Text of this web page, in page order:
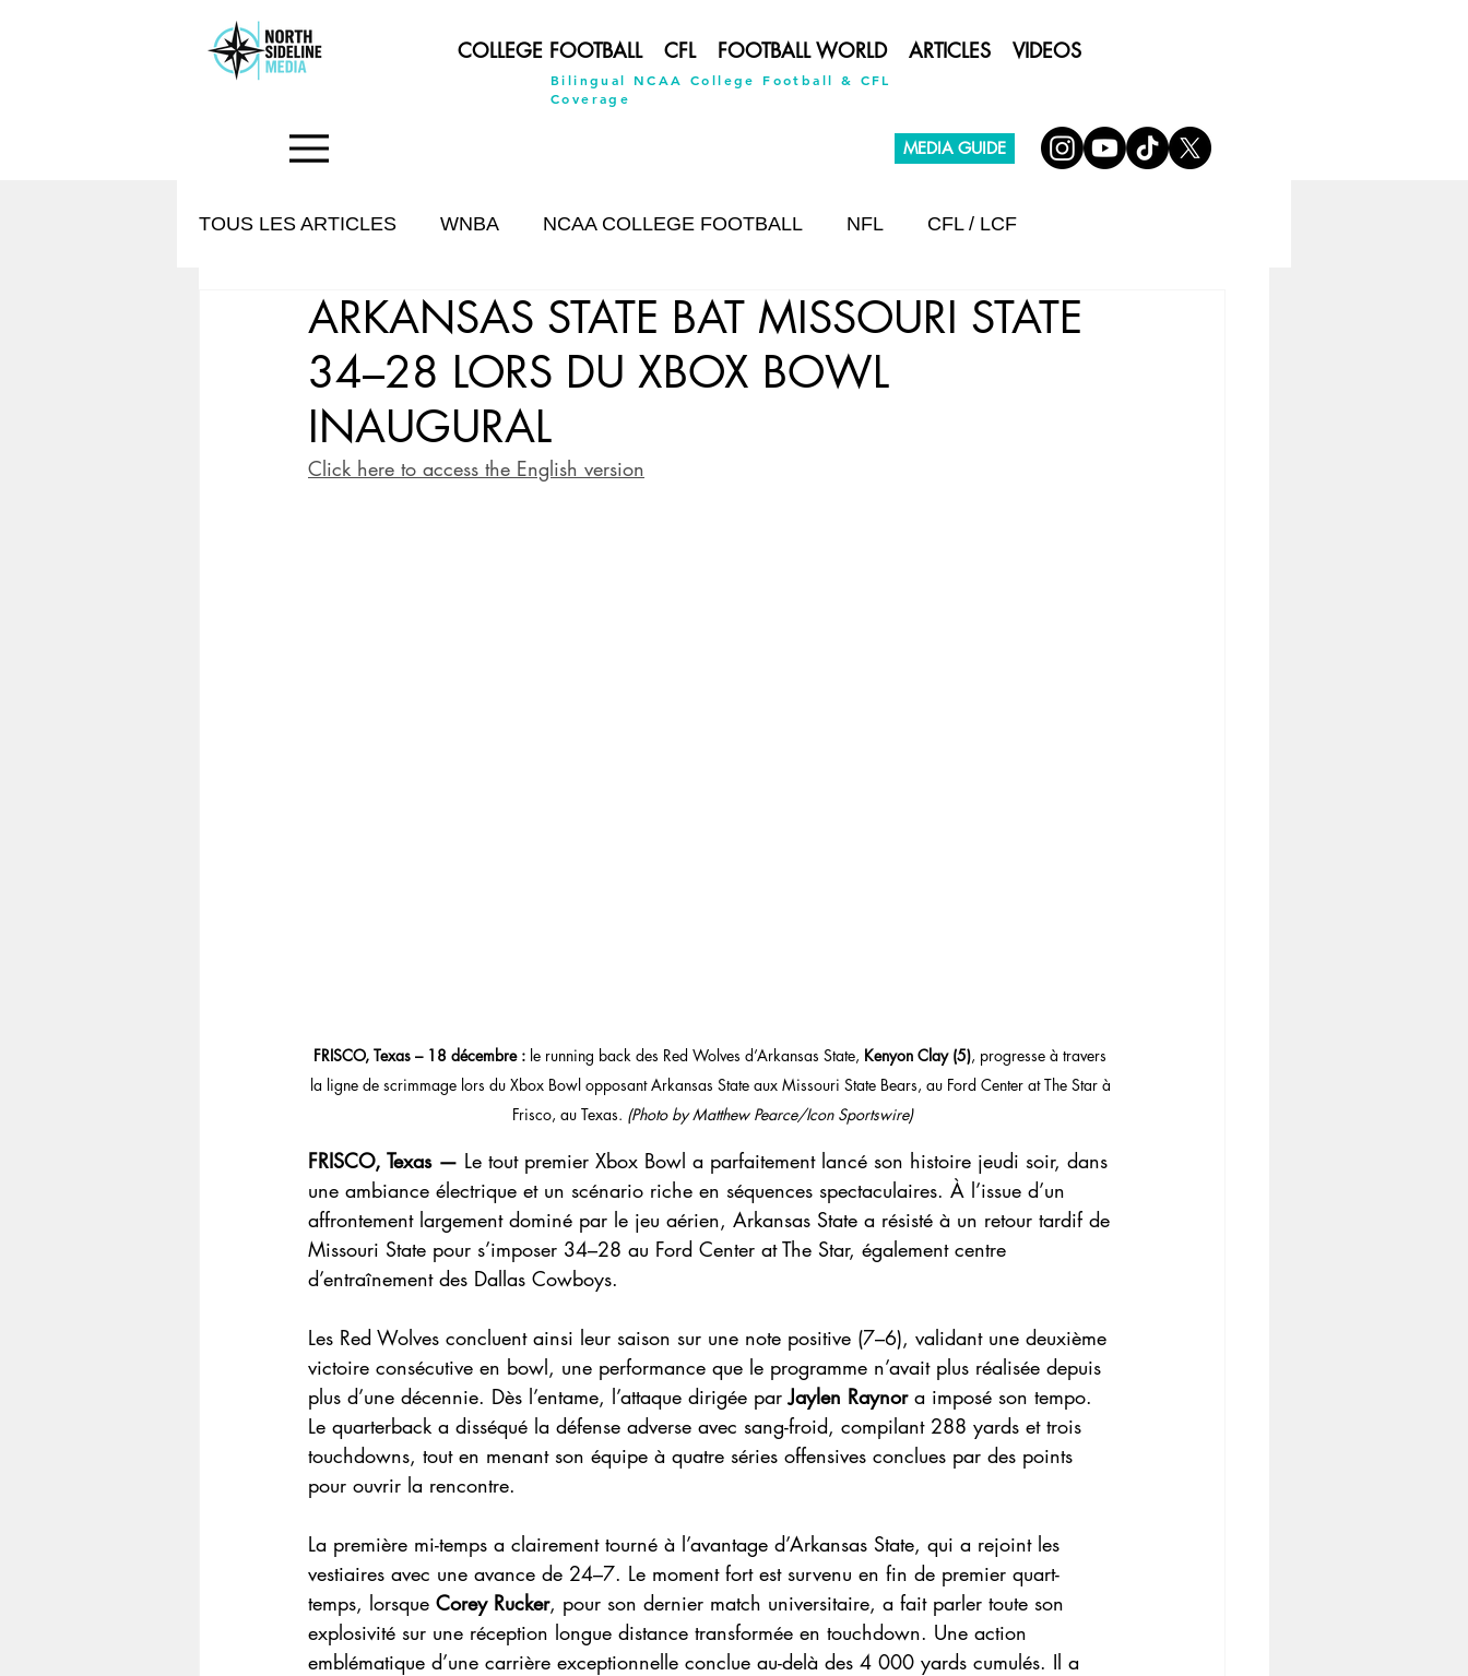
COLLEGE FOOTBALL CFL FOOTBALL WORLD ARTICLES VIDEOS
Bilingual NCAA College Football & CFL
Coverage
MEDIA GUIDE
TOUS LES ARTICLES WNBA NCAA COLLEGE FOOTBALL NFL CFL / LCF
HISTOIRE & CULTURE INTERVIEW
ARKANSAS STATE BAT MISSOURI STATE
34–28 LORS DU XBOX BOWL
INAUGURAL
Click here to access the English version
FRISCO, Texas – 18 décembre : le running back des Red Wolves d’Arkansas State, Kenyon Clay (5), progresse à travers
la ligne de scrimmage lors du Xbox Bowl opposant Arkansas State aux Missouri State Bears, au Ford Center at The Star à
Frisco, au Texas. (Photo by Matthew Pearce/Icon Sportswire)
FRISCO, Texas — Le tout premier Xbox Bowl a parfaitement lancé son histoire jeudi soir, dans
une ambiance électrique et un scénario riche en séquences spectaculaires. À l’issue d’un
affrontement largement dominé par le jeu aérien, Arkansas State a résisté à un retour tardif de
Missouri State pour s’imposer 34–28 au Ford Center at The Star, également centre
d’entraînement des Dallas Cowboys.
Les Red Wolves concluent ainsi leur saison sur une note positive (7–6), validant une deuxième
victoire consécutive en bowl, une performance que le programme n’avait plus réalisée depuis
plus d’une décennie. Dès l’entame, l’attaque dirigée par Jaylen Raynor a imposé son tempo.
Le quarterback a disséqué la défense adverse avec sang-froid, compilant 288 yards et trois
touchdowns, tout en menant son équipe à quatre séries offensives conclues par des points
pour ouvrir la rencontre.
La première mi-temps a clairement tourné à l’avantage d’Arkansas State, qui a rejoint les
vestiaires avec une avance de 24–7. Le moment fort est survenu en fin de premier quart-
temps, lorsque Corey Rucker, pour son dernier match universitaire, a fait parler toute son
explosivité sur une réception longue distance transformée en touchdown. Une action
emblématique d’une carrière exceptionnelle conclue au-delà des 4 000 yards cumulés. Il a